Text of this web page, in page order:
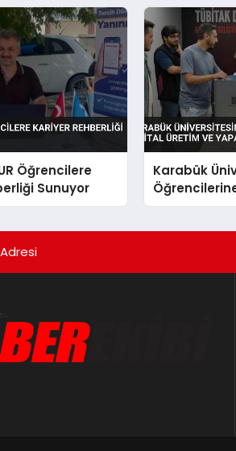
Öğrencilere
Sunuyor
Karabük
Yapay Zeka